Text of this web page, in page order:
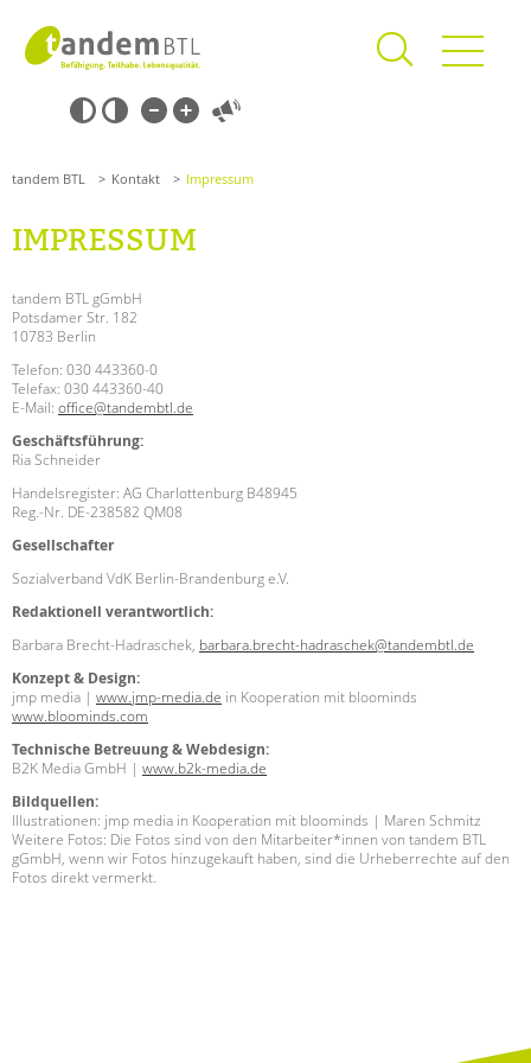
springen
Barrierefrei-
Einstellungen
überspringen
Navigation
überspringen
SCHULE & GANZTAG
Grundschulen
Oberschulen
Kollegs
EFöB
Schulbezogene Sozialarbeit
Tagesgruppen
HILFEN ZUR ERZIEHUNG
EINGLIEDERUNGSHILFE
BETREUTES WOHNEN
TANDEM BTL AKADEMIE
Zertfikatskurse
Seminarkalender
Seminarräume
STADTTEILARBEIT
PROFIL | LEITBILD
Suchen
tandem BTL Kontakt Impressum
IMPRESSUM
tandem BTL gGmbH
Potsdamer Str. 182
10783 Berlin
Telefon: 030 443360-0
Telefax: 030 443360-40
E-Mail: office@tandembtl.de
Geschäftsführung:
Ria Schneider
Handelsregister: AG Charlottenburg B48945
Reg.-Nr. DE-238582 QM08
Gesellschafter
Sozialverband VdK Berlin-Brandenburg e.V.
Redaktionell verantwortlich:
Barbara Brecht-Hadraschek, barbara.brecht-hadraschek@tandembtl.de
Konzept & Design:
jmp media | www.jmp-media.de in Kooperation mit bloominds
www.bloominds.com
Technische Betreuung & Webdesign:
B2K Media GmbH | www.b2k-media.de
Bildquellen:
Illustrationen: jmp media in Kooperation mit bloominds | Maren Schmitz
Weitere Fotos: Die Fotos sind von den Mitarbeiter*innen von tandem BTL
gGmbH, wenn wir Fotos hinzugekauft haben, sind die Urheberrechte auf den
Fotos direkt vermerkt.